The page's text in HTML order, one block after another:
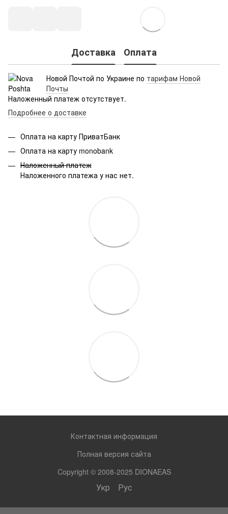
Доставка Оплата
Новой Почтой по Украине по тарифам Новой
Почты
Наложенный платеж отсутствует.
Подробнее о доставке
Оплата на карту ПриватБанк
Оплата на карту monobank
Наложенный платеж
Наложенного платежа у нас нет.
Контактная информация
Полная версия сайта
Copyright © 2008-2025 DIONAEAS
Укр Рус